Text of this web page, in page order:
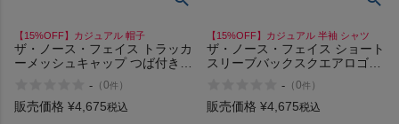
【15%OFF】カジュアル 帽子
ザ・ノース・フェイス トラッカ
ーメッシュキャップ つば付き
FACE TRUCKER MESH CAP
- （0件 ）
販売価格 ¥4,675税込
【15%OFF】カジュアル 半袖 シャツ
ザ・ノース・フェイス ショート
スリーブバックスクエアロゴテ
sleeve back square logo tee
- （0件 ）
販売価格 ¥4,675税込